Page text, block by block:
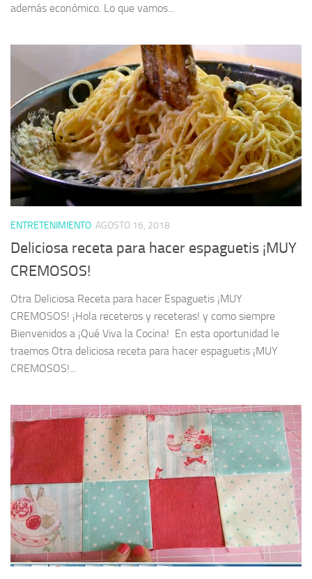
además económico. Lo que vamos...
ENTRETENIMIENTO AGOSTO 16, 2018
Deliciosa receta para hacer espaguetis ¡MUY
CREMOSOS!
Otra Deliciosa Receta para hacer Espaguetis ¡MUY
CREMOSOS! ¡Hola receteros y receteras! y como siempre
Bienvenidos a ¡Qué Viva la Cocina! En esta oportunidad le
traemos Otra deliciosa receta para hacer espaguetis ¡MUY
CREMOSOS!...